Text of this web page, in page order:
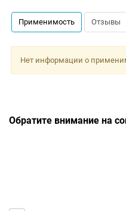
Применимость Отзывы
Нет информации о
Обратите внимание на